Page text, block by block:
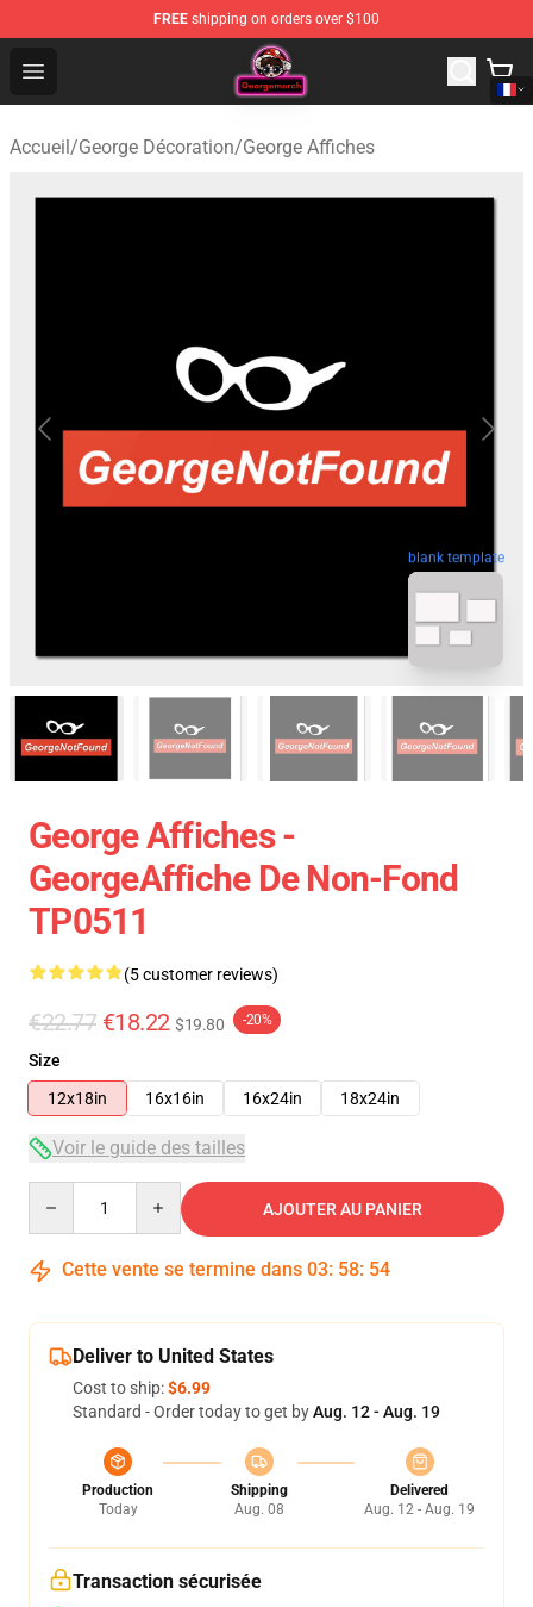
FREE shipping on orders over $100
Open menu
George Store - Official George Merchandise Shop
Accueil/George Décoration/George Affiches
blank template
George Affiches -
GeorgeAffiche De Non-Fond
TP0511
(5 customer reviews)
€22.77 €18.22 $19.80 -20%
Size
12x18in
16x16in 16x24in 18x24in
Voir le guide des tailles
AJOUTER AU PANIER
Cette vente se termine dans 03: 58: 54
Deliver to United States
Cost to ship:$6.99
Standard - Order today to get byAug. 12 - Aug. 19
Production
Today
Shipping
Aug. 08
Delivered
Aug. 12 - Aug. 19
Transaction sécurisée